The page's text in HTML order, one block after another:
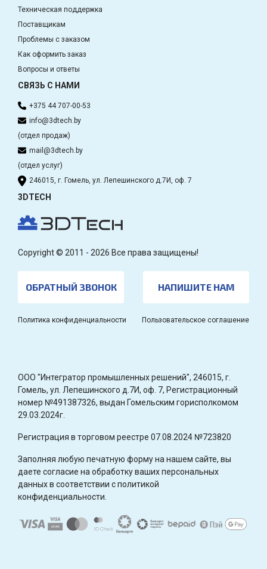
Техническая поддержка
Поставщикам
Проблемы с заказом
Как оформить заказ
Вопросы и ответы
СВЯЗЬ С НАМИ
+375 44 707-00-53
info@3dtech.by
(отдел продаж)
mail@3dtech.by
(отдел услуг)
246015, г. Гомель, ул. Лепешинского д.7И, оф. 7
3DTECH
Copyright © 2011 - 2026 Все права защищены!
ОБРАТНЫЙ ЗВОНОК НАПИШИТЕ НАМ
Политика конфиденциальности Пользовательское соглашение
OOO "Интегратор промышленных решений", 246015, г.
Гомель, ул. Лепешинского д.7И, оф. 7, Регистрационный
номер №491387326, выдан Гомельским горисполкомом
29.03.2024г.
Регистрация в торговом реестре 07.08.2024 №723820
Заполняя любую печатную форму на нашем сайте, вы
даете согласие на обработку ваших персональных
данных в соответствии с политикой
конфиденциальности.